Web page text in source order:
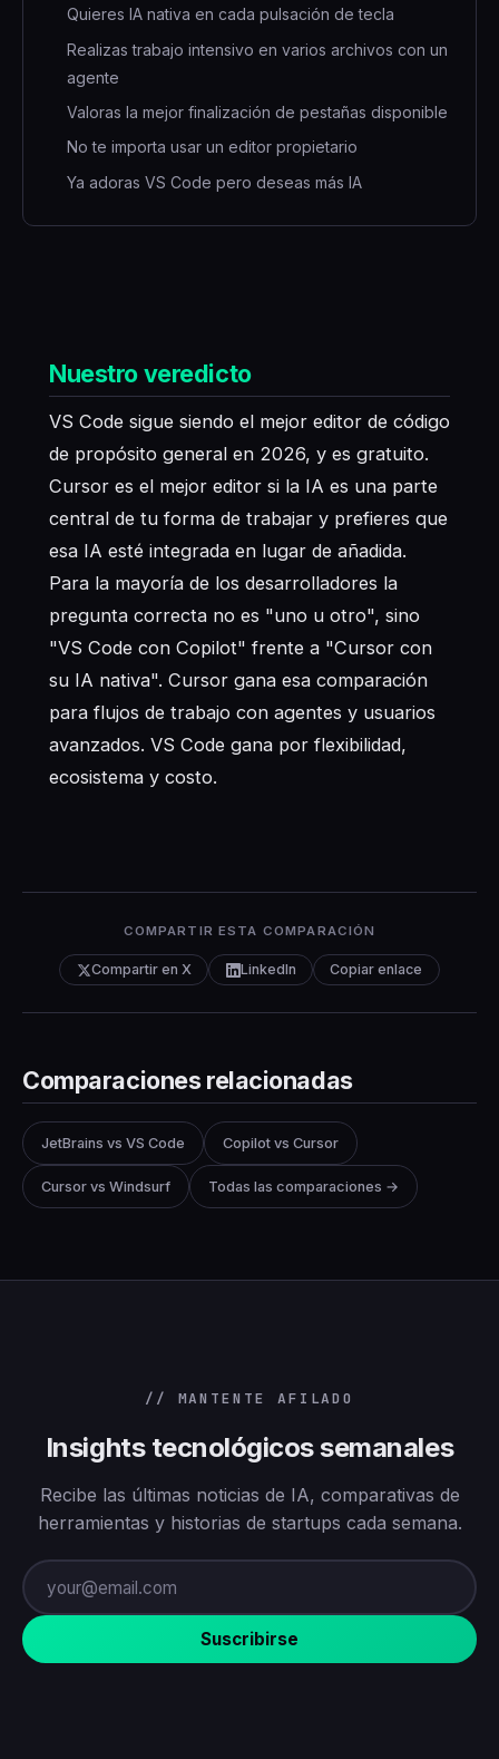
Quieres IA nativa en cada pulsación de tecla
Realizas trabajo intensivo en varios archivos con un
agente
Valoras la mejor finalización de pestañas disponible
No te importa usar un editor propietario
Ya adoras VS Code pero deseas más IA
Nuestro veredicto
VS Code sigue siendo el mejor editor de código
de propósito general en 2026, y es gratuito.
Cursor es el mejor editor si la IA es una parte
central de tu forma de trabajar y prefieres que
esa IA esté integrada en lugar de añadida.
Para la mayoría de los desarrolladores la
pregunta correcta no es "uno u otro", sino
"VS Code con Copilot" frente a "Cursor con
su IA nativa". Cursor gana esa comparación
para flujos de trabajo con agentes y usuarios
avanzados. VS Code gana por flexibilidad,
ecosistema y costo.
COMPARTIR ESTA COMPARACIÓN
Compartir en X LinkedIn Copiar enlace
Comparaciones relacionadas
JetBrains vs VS Code Copilot vs Cursor
Cursor vs Windsurf Todas las comparaciones →
// MANTENTE AFILADO
Insights tecnológicos semanales
Recibe las últimas noticias de IA, comparativas de
herramientas y historias de startups cada semana.
Suscribirse